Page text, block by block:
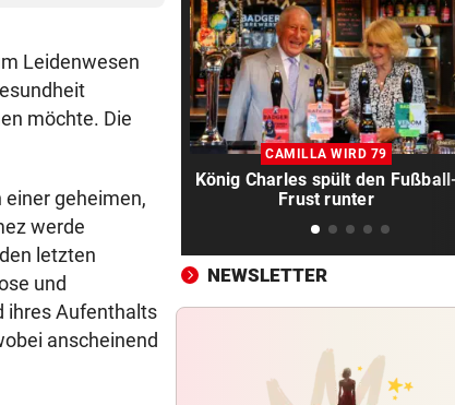
Leidenwesen
möchte. Die
einer geheimen,
werde
letzten
und
ihres Aufenthalts
anscheinend
IN GREENSBORO vor 33
Straka verpasst bei PGA-
den Cut vorzeitig
SCHRIEB WM-GESCHICHTE vor
Bayern kassiert Millionen –
Transfer-Clou
Spider-Man im BMW-
Anwalt auf den Plan
Sager wirkt nach: Mütter-
Aufstand gegen Kanzler
CAMILLA WIRD 79
König Charles spült den
Frust runter
NEWSLETTER